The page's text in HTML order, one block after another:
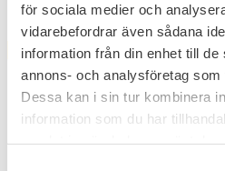
för sociala medier och
vidarebefordrar även sådana
information från din enhet till
annons- och analysföretag som
Dessa kan i sin tur kombinera
information som du har
12%
FAVORITE